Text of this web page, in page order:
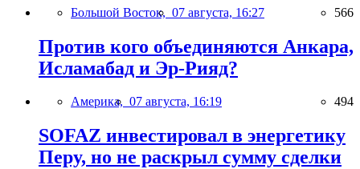
Большой Восток, 07 августа, 16:27 566
Против кого объединяются Анкара,
Исламабад и Эр-Рияд?
Америка, 07 августа, 16:19 494
SOFAZ инвестировал в энергетику
Перу, но не раскрыл сумму сделки